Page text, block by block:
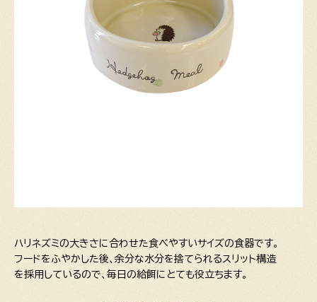
ハリネズミの大きさに合わせた食べやすいサイズの食器です。
フードをふやかした後、余分な水分を捨てられるスリット構造
を採用しているので、毎日の給餌にとても役立ちます。